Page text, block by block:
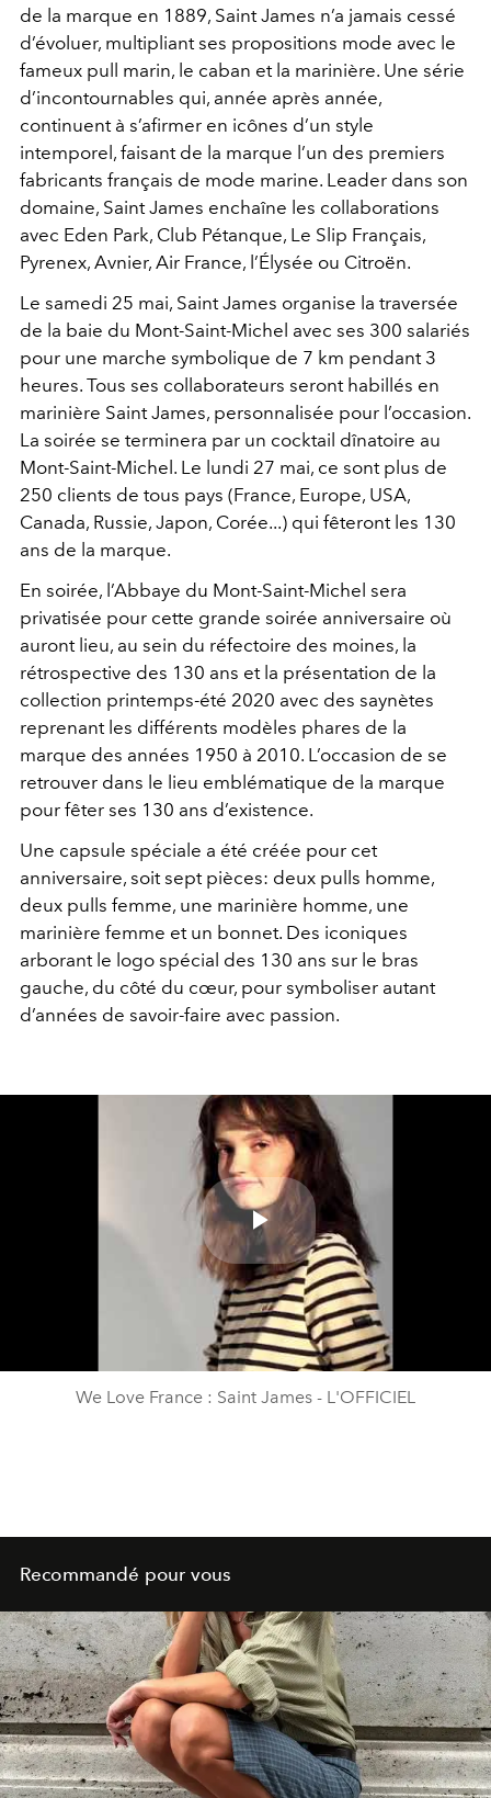
de la marque en 1889, Saint James n’a jamais cessé
d’évoluer, multipliant ses propositions mode avec le
fameux pull marin, le caban et la marinière. Une série
d’incontournables qui, année après année,
continuent à s’afirmer en icônes d’un style
intemporel, faisant de la marque l’un des premiers
fabricants français de mode marine. Leader dans son
domaine, Saint James enchaîne les collaborations
avec Eden Park, Club Pétanque, Le Slip Français,
Pyrenex, Avnier, Air France, l’Élysée ou Citroën.
Le samedi 25 mai, Saint James organise la traversée
de la baie du Mont-Saint-Michel avec ses 300 salariés
pour une marche symbolique de 7 km pendant 3
heures. Tous ses collaborateurs seront habillés en
marinière Saint James, personnalisée pour l’occasion.
La soirée se terminera par un cocktail dînatoire au
Mont-Saint-Michel. Le lundi 27 mai, ce sont plus de
250 clients de tous pays (France, Europe, USA,
Canada, Russie, Japon, Corée...) qui fêteront les 130
ans de la marque.
En soirée, l’Abbaye du Mont-Saint-Michel sera
privatisée pour cette grande soirée anniversaire où
auront lieu, au sein du réfectoire des moines, la
rétrospective des 130 ans et la présentation de la
collection printemps-été 2020 avec des saynètes
reprenant les différents modèles phares de la
marque des années 1950 à 2010. L’occasion de se
retrouver dans le lieu emblématique de la marque
pour fêter ses 130 ans d’existence.
Une capsule spéciale a été créée pour cet
anniversaire, soit sept pièces: deux pulls homme,
deux pulls femme, une marinière homme, une
marinière femme et un bonnet. Des iconiques
arborant le logo spécial des 130 ans sur le bras
gauche, du côté du cœur, pour symboliser autant
d’années de savoir-faire avec passion.
Play
Video
We Love France : Saint James - L'OFFICIEL
Recommandé pour vous